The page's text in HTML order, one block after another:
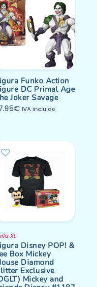
Funko Action
DC Primal Age
Joker Savage
€ IVA incluido
XL
Disney POP! &
Box Mickey
Diamond
Exclusive
Mickey and